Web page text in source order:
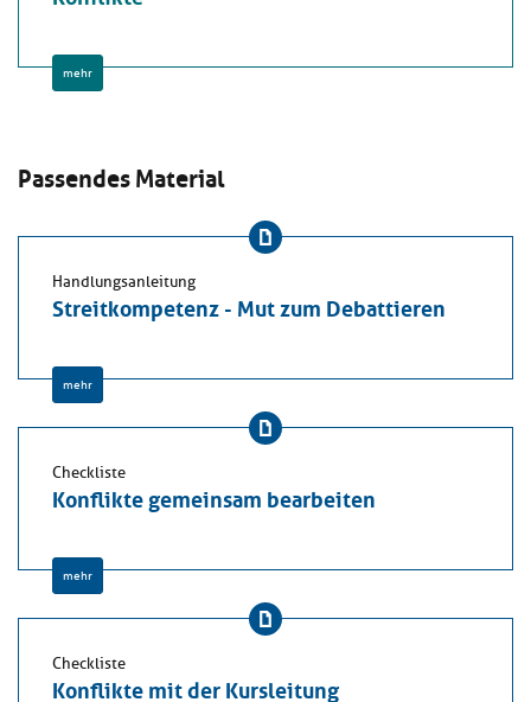
mehr
Passendes Material
Handlungsanleitung
Streitkompetenz - Mut zum Debattieren
mehr
Checkliste
Konflikte gemeinsam bearbeiten
mehr
Checkliste
Konflikte mit der Kursleitung